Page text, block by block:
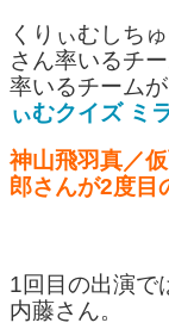
くりぃむしち
さん率いるチ
率いるチーム
ぃむクイズ ミ
神山飛羽真／
郎さんが2度目
1回目の出演で
内藤さん。